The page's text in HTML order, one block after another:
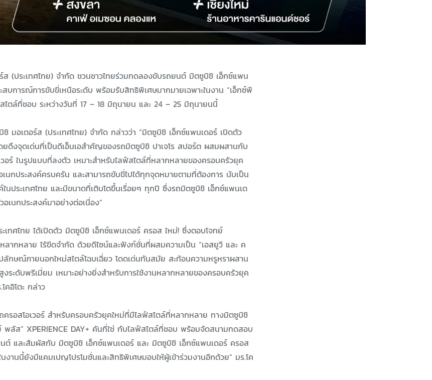
(ประเทศไทย) จำกัด ชวนชาวไทยร่วมทดลองขับรถยนต์ มิตซูบิชิ เอ็กซ์แพน
การณ์การขับขี่เหนือระดับ พร้อมรับสิทธิพิเศษมากมายเฉพาะในงาน “เอ็กซ์พี
ไตล์ที่ชอบ ระหว่างวันที่ 17 – 18 มิถุนายน และ 24 – 25 มิถุนายนนี้
มอเตอร์ส (ประเทศไทย) จำกัด กล่าวว่า “มิตซูบิชิ เอ็กซ์แพนเดอร์ เปิดตัว
ยดึงจุดเด่นที่เป็นดีเอ็นเอสำคัญของรถมิตซูบิชิ ปาเจโร สปอร์ต ผสมผสานกับ
ร์ ในรูปแบบที่ลงตัว เหมาะสำหรับไลฟ์สไตล์ที่หลากหลายของครอบครัวยุค
นกประสงค์ครบครัน และสามารถขับขี่ไปได้ทุกจุดหมายตามที่ต้องการ นับเป็น
นประเทศไทย และมีขนาดที่เติบโตขึ้นเรื่อยๆ ทุกปี ซึ่งรถมิตซูบิชิ เอ็กซ์แพนเด
นกประสงค์มาอย่างต่อเนื่อง”
ทศไทย ได้เปิดตัว มิตซูบิชิ เอ็กซ์แพนเดอร์ ครอส ใหม่! ซึ่งตอบโจทย์
กหลาย ไร้ขีดจำกัด ด้วยดีไซน์และฟังก์ชั่นที่ผสมความเป็น “เอสยูวี และ ค
ลักษณ์ภายนอกใหม่สไตล์โฉบเฉี่ยว โดดเด่นทันสมัย สะท้อนความหรูหราผสาน
ะดับพรีเมี่ยม เหมาะอย่างยิ่งสำหรับการใช้งานหลากหลายของครอบครัวยุค
คอิโตะ กล่าว
รอสโอเวอร์ สำหรับครอบครัวยุคใหม่ที่มีไลฟ์สไตล์ที่หลากหลาย ทางมิตซูบิชิ
พลัส” XPERIENCE DAY+ คันที่ใช่ กับไลฟ์สไตล์ที่ชอบ พร้อมจัดสนามทดสอบ
ต์ และสัมผัสกับ มิตซูบิชิ เอ็กซ์แพนเดอร์ และ มิตซูบิชิ เอ็กซ์แพนเดอร์ ครอส
านนี้ยังมีแคมเปญโปรโมชั่นและสิทธิพิเศษมอบให้ผู้เข้าร่วมงานอีกด้วย” มร.โค